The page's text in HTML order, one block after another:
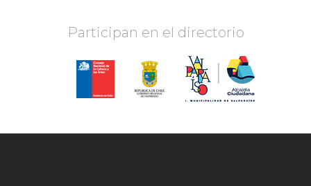
Participan en el directorio